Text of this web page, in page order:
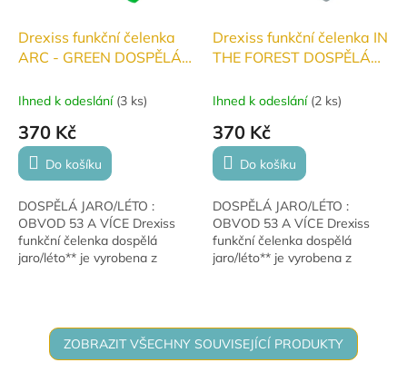
Drexiss funkční čelenka
ARC - GREEN DOSPĚLÁ
Ihned k odeslání (3 ks)
370 Kč
Do košíku
DOSPĚLÁ JARO/LÉTO :
OBVOD 53 A VÍCE Drexiss
funkční čelenka dospělá
jaro/léto** je vyrobena z
Drexiss funkční čelenka IN
THE FOREST DOSPĚLÁ
Ihned k odeslání (2 ks)
370 Kč
Do košíku
DOSPĚLÁ JARO/LÉTO :
OBVOD 53 A VÍCE Drexiss
funkční čelenka dospělá
jaro/léto** je vyrobena z
ZOBRAZIT VŠECHNY SOUVISEJÍCÍ PRODUKTY